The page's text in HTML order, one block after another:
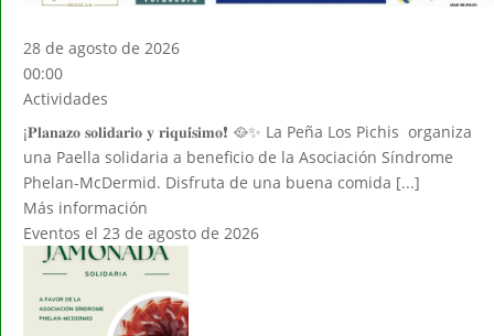
28 de agosto de 2026
00:00
Actividades
¡𝐏𝐥𝐚𝐧𝐚𝐳𝐨 𝐬𝐨𝐥𝐢𝐝𝐚𝐫𝐢𝐨 𝐲 𝐫𝐢𝐪𝐮𝐢́𝐬𝐢𝐦𝐨❗ 🥘✨ La Peña Los Pichis organiza
una Paella solidaria a beneficio de la Asociación Síndrome
Phelan-McDermid. Disfruta de una buena comida [...]
Más información
Eventos el 23 de agosto de 2026